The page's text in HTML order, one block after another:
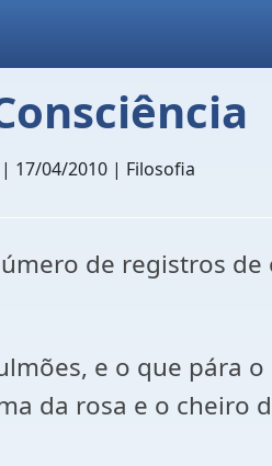
| 17/04/2010 | Filosofia
de registros
e o que pára
da rosa e o cheiro